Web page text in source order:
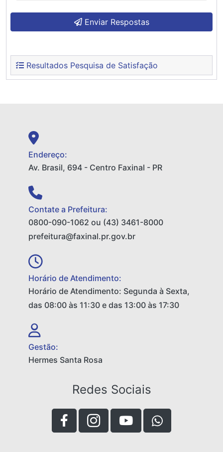
Enviar Respostas
Resultados Pesquisa de Satisfação
Endereço:
Av. Brasil, 694 - Centro Faxinal - PR
Contate a Prefeitura:
0800-090-1062 ou (43) 3461-8000
prefeitura@faxinal.pr.gov.br
Horário de Atendimento:
Horário de Atendimento: Segunda à Sexta,
das 08:00 às 11:30 e das 13:00 às 17:30
Gestão:
Hermes Santa Rosa
Redes Sociais